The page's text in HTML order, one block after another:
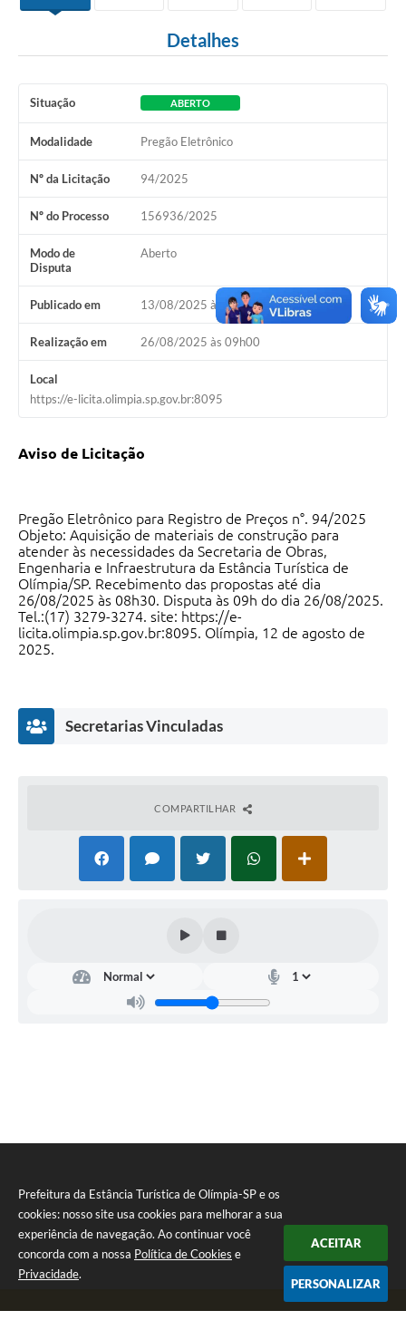
Prefeitura da Estância Turística de Olímpia-SP e os
cookies: nosso site usa cookies para melhorar a sua
experiência de navegação. Ao continuar você
concorda com a nossa Política de Cookies e
Privacidade.
ACEITAR
PERSONALIZAR
Detalhes
Situação ABERTO
Modalidade Pregão Eletrônico
Nº da Licitação 94/2025
Nº do Processo 156936/2025
Modo de
Disputa
Aberto
Publicado em 13/08/2025 às 08h30
Realização em 26/08/2025 às 09h00
Local
https://e-licita.olimpia.sp.gov.br:8095
Aviso de Licitação
Pregão Eletrônico para Registro de Preços n°. 94/2025
Objeto: Aquisição de materiais de construção para
atender às necessidades da Secretaria de Obras,
Engenharia e Infraestrutura da Estância Turística de
Olímpia/SP. Recebimento das propostas até dia
26/08/2025 às 08h30. Disputa às 09h do dia 26/08/2025.
Tel.:(17) 3279-3274. site: https://e-
licita.olimpia.sp.gov.br:8095. Olímpia, 12 de agosto de
2025.
Karolini Escobar de Souza
Diretora da Divisão de Gestão de Planejamento de
Secretarias Vinculadas
Engenharia
Infraestrutura
COMPARTILHAR